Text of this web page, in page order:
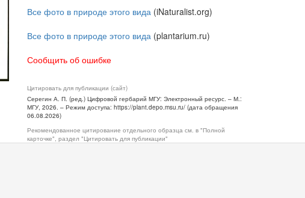
Все фото в природе этого вида (iNaturalist.org)
Все фото в природе этого вида (plantarium.ru)
Сообщить об ошибке
Цитировать для публикации (сайт)
Серегин А. П. (ред.) Цифровой гербарий МГУ: Электронный ресурс. – М.:
МГУ, 2026. – Режим доступа: https://plant.depo.msu.ru/ (дата обращения
06.08.2026)
Рекомендованное цитирование отдельного образца см. в "Полной
карточке", раздел "Цитировать для публикации"